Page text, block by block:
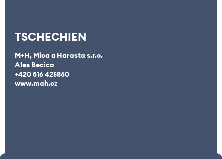
TSCHECHIEN
M+H, Mica a Harasta s.r.o.
Ales Becica
+420 516 428860
www.mah.cz